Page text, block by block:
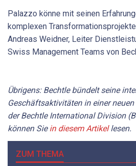
Palazzo könne mit seinen
komplexen
Andreas Weidner, Leiter
Swiss Management Teams von
Übrigens: Bechtle bündelt seine
Geschäftsaktivitäten in einer
der Bechtle International Division
können Siein diesem Artikellesen.
ZUM THEMA